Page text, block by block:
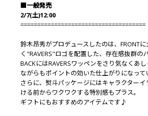
■一般発売
2/7(土)12:00
=====================================
鈴木昂秀がプロデュースしたのは、FRONTに
く"RAVERS"ロゴを配置した、存在感抜群の
BACKにはRAVERSワッペンをさり気なくあ
ながらもポイントの効いた仕上がりになって
さらに、熨斗パッケージにはキャラクターイ
ける前からワクワクする特別感もプラス。
ギフトにもおすすめのアイテムです♪